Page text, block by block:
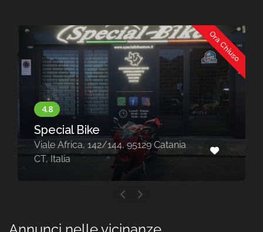
Ora Chiuso
144, 95129 Catania
BMW
Viale della
90145 Palermo